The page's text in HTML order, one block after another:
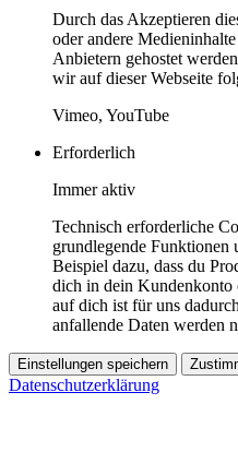
Durch das Akzeptieren
oder andere
Anbietern gehostet
wir auf dieser Webseite
Vimeo, YouTube
Erforderlich
Immer aktiv
Technisch erforderliche
grundlegende Funktionen
Beispiel dazu, dass du
dich in dein Kundenkonto
auf dich ist für uns
anfallende Daten werden
Einstellungen speichern
Datenschutzerklärung